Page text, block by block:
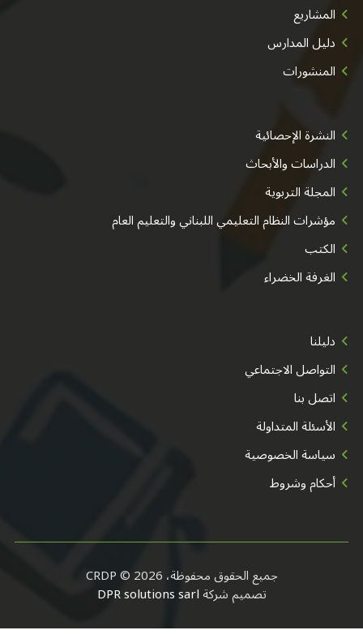
المشاريع
دليل المدارس
المنشورات
النشرة الإحصائية
الدراسات والأبحاث
المجلة التربوية
مؤشرات النظام التعليمي اللبناني والتعليم العام
الكتب
الغرفة الخضراء
دليلنا
التواصل الاجتماعي
اتصل بنا
الأسئلة المتداولة
سياسة الخصوصية
أحكام وشروط
جميع الحقوق محفوظة، CRDP © 2026
تصميم شركةDPR solutions sarl